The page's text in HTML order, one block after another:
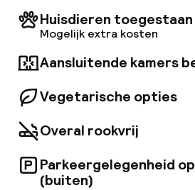
Huisdieren toegestaan
Mogelijk extra kosten
Aansluitende kamers
Vegetarische opties
Overal rookvrij
Parkeergelegenheid
(buiten)